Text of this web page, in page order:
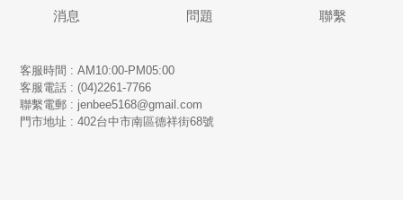
消息 問題 聯繫
客服時間 : AM10:00-PM05:00
客服電話 : (04)2261-7766
​聯繫電郵 : jenbee5168@gmail.com
門市地址 : 402台中市南區德祥街68號